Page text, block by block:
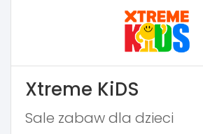
Xtreme KiDS
Sale zabaw dla dzieci